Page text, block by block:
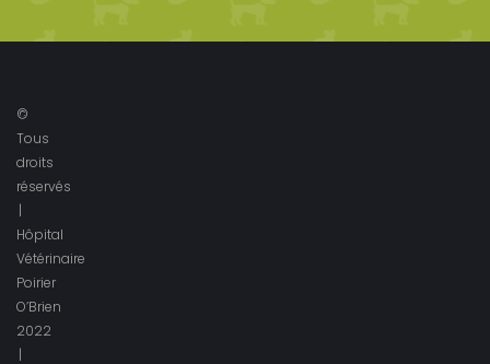
©
Tous
droits
réservés
|
Hôpital
Vétérinaire
Poirier
O’Brien
2022
|